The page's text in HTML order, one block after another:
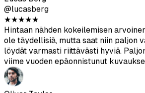
Oliver Taylor
@olivertaylor
★★ ★★★
Tulokset ovat kaiken kaikkiaan
alustakohtainen optimointi on
on, että joissain kuvissa on hieman
ulkoasu, mutta suurin osa näyttää